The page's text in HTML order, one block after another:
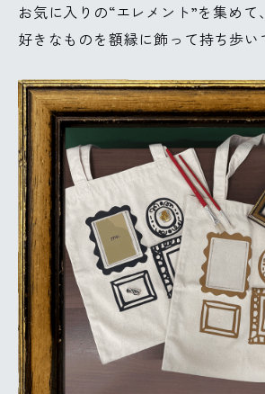
お気に入りの“エレメント”を集め
好きなものを額縁に飾って持ち歩い